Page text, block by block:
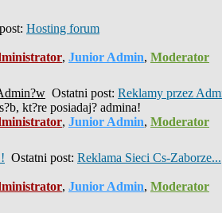
Hosting forum
, Junior Admin, Moderator
Ostatni post: Reklamy przez
kt?re posiadaj? admina!
, Junior Admin, Moderator
Ostatni post: Reklama Sieci Cs-Zaborze...
, Junior Admin, Moderator